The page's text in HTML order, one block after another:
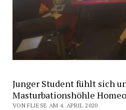
Junger Student fühlt sich
Masturbationshöhle
VON FLIESE AM 4. APRIL 2020